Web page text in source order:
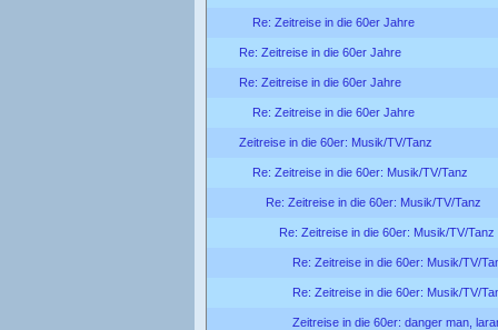
Re: Zeitreise in die 60er Jahre
Re: Zeitreise in die 60er Jahre
Re: Zeitreise in die 60er Jahre
Re: Zeitreise in die 60er Jahre
Zeitreise in die 60er: Musik/TV/Tanz
Re: Zeitreise in die 60er: Musik/TV/Tanz
Re: Zeitreise in die 60er: Musik/TV/Tanz
Re: Zeitreise in die 60er: Musik/TV/Tanz
Re: Zeitreise in die 60er: Musik/TV/
Re: Zeitreise in die 60er: Musik/TV/
Zeitreise in die 60er: danger man,